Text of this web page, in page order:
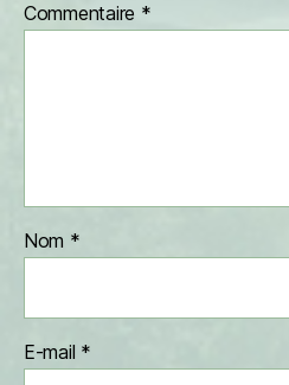
Commentaire *
Nom *
E-mail *